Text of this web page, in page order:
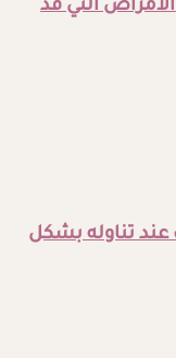
التي قد
عند تناوله بشكل